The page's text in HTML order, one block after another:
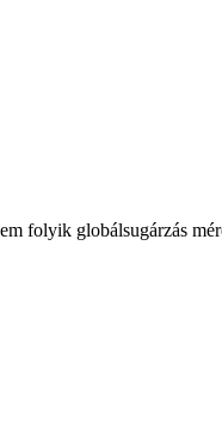
folyik globálsugárzás